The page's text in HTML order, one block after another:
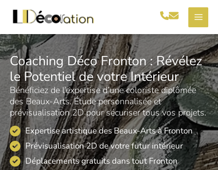
Coaching Déco Fronton : Révélez
le Potentiel de votre Intérieur
Bénéficiez de l’expertise d’une coloriste diplômée
des Beaux-Arts. Étude personnalisée et
prévisualisation 2D pour sécuriser tous vos projets.
Expertise artistique des Beaux-Arts à Fronton
Prévisualisation 2D de votre futur intérieur
Déplacements gratuits dans tout Fronton